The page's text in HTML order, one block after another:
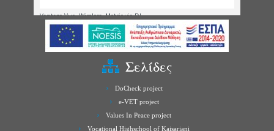
Σελίδες
DoCheck project
e-VET project
Values In Peace project
Vocational Highschool of Kaisariani